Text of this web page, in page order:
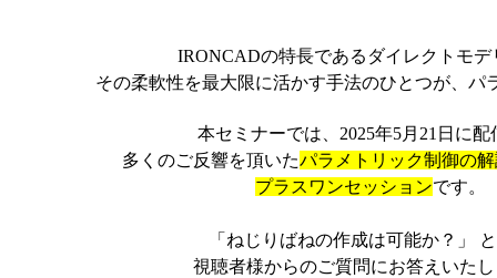
IRONCADの特長であるダイレクトモデ
その柔軟性を最大限に活かす手法のひとつが、パ
本セミナーでは、2025年5月21日に配
多くのご反響を頂いたパラメトリック制御の
プラスワンセッションです。
「ねじりばねの作成は可能か？」
視聴者様からのご質問にお答えいた